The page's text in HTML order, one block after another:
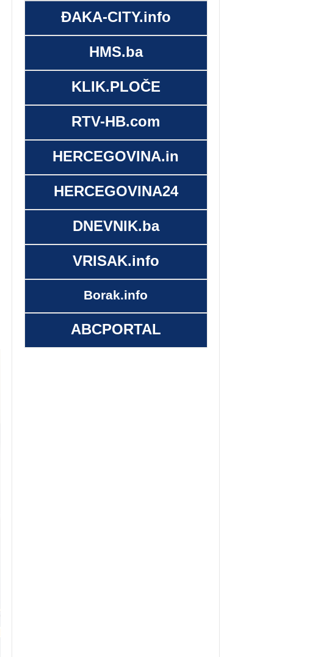
ĐAKA-CITY.info
HMS.ba
KLIK.PLOČE
RTV-HB.com
HERCEGOVINA.in
HERCEGOVINA24
DNEVNIK.ba
VRISAK.info
Borak.info
ABCPORTAL